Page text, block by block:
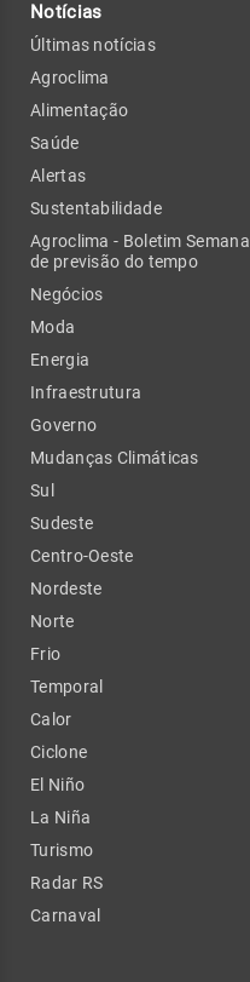
Notícias
Últimas notícias
Agroclima
Alimentação
Saúde
Alertas
Sustentabilidade
Agroclima - Boletim Semanal
de previsão do tempo
Negócios
Moda
Energia
Infraestrutura
Governo
Mudanças Climáticas
Sul
Sudeste
Centro-Oeste
Nordeste
Norte
Frio
Temporal
Calor
Ciclone
El Niño
La Niña
Turismo
Radar RS
Carnaval